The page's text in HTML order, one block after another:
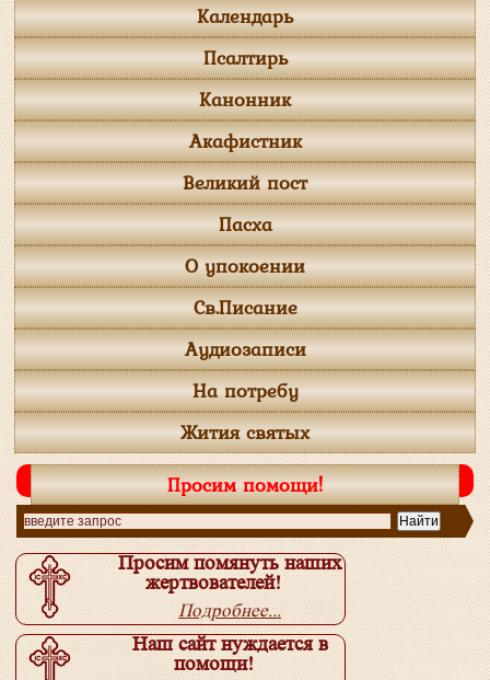
Календарь
Псалтирь
Канонник
Акафистник
Великий пост
Пасха
О упокоении
Св.Писание
Аудиозаписи
На потребу
Жития святых
Просим помощи!
Просим помянуть наших
жертвователей!
Подробнее...
Наш сайт нуждается в
помощи!